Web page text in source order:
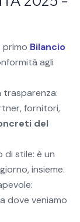
primo Bilancio
agli
trasparenza:
fornitori,
del
di stile: è un
insieme.
dove veniamo